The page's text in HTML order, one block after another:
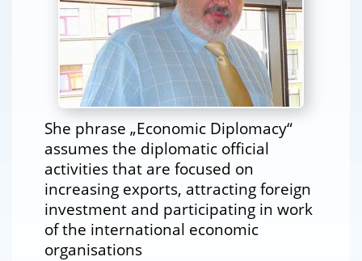
She phrase „Economic Diplomacy“
assumes the diplomatic official
activities that are focused on
increasing exports, attracting foreign
investment and participating in work
of the international economic
organisations